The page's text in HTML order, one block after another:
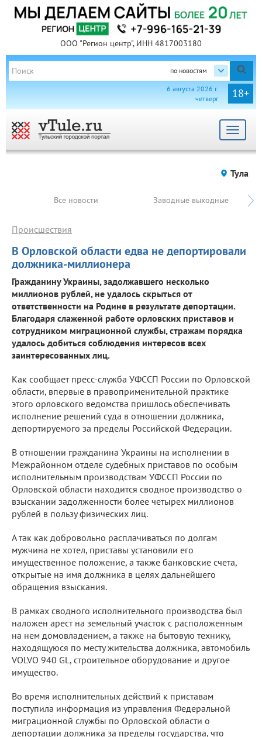
ООО "Регион центр", ИНН 4817003180
по новостям
18+
6 августа 2026 г.
четверг
Toggle
Тула
Все новости Заводные выходные
В Орловской области едва не депортировали
должника-миллионера
Происшествия
Гражданину Украины, задолжавшего несколько
миллионов рублей, не удалось скрыться от
ответственности на Родине в результате депортации.
Благодаря слаженной работе орловских приставов и
сотрудником миграционной службы, стражам порядка
удалось добиться соблюдения интересов всех
заинтересованных лиц.
Как сообщает пресс-служба УФССП России по Орловской
области, впервые в правоприменительной практике
этого орловского ведомства пришлось обеспечивать
исполнение решений суда в отношении должника,
депортируемого за пределы Российской Федерации.
В отношении гражданина Украины на исполнении в
Межрайонном отделе судебных приставов по особым
исполнительным производствам УФССП России по
Орловской области находится сводное производство о
взыскании задолженности более четырех миллионов
рублей в пользу физических лиц.
А так как добровольно расплачиваться по долгам
мужчина не хотел, приставы установили его
имущественное положение, а также банковские счета,
открытые на имя должника в целях дальнейшего
обращения взыскания.
В рамках сводного исполнительного производства был
наложен арест на земельный участок с расположенным
на нем домовладением, а также на бытовую технику,
находящуюся по месту жительства должника, автомобиль
VOLVO 940 GL, строительное оборудование и другое
имущество.
Во время исполнительных действий к приставам
поступила информация из управления Федеральной
миграционной службы по Орловской области о
депортации должника за пределы государства, что